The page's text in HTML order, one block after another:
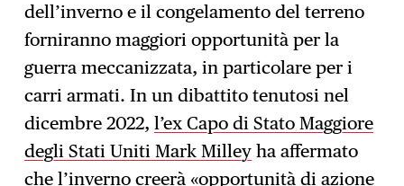
dell’inverno e il congelamento del terreno
forniranno maggiori opportunità per la
guerra meccanizzata, in particolare per i
carri armati. In un dibattito tenutosi nel
dicembre 2022,l’ex Capo di Stato Maggiore
degli Stati Uniti Mark Milley ha affermato
che l’inverno creerà «opportunità di azione